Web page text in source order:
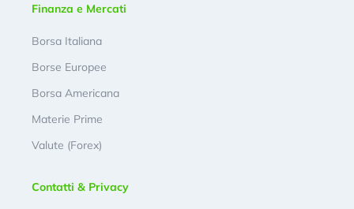
Finanza e Mercati
Borsa Italiana
Borse Europee
Borsa Americana
Materie Prime
Valute (Forex)
Contatti & Privacy